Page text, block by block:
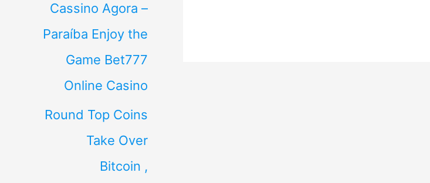
Cassino Agora –
Paraíba Enjoy the
Game Bet777
Online Casino
Round Top Coins
Take Over
Bitcoin ,